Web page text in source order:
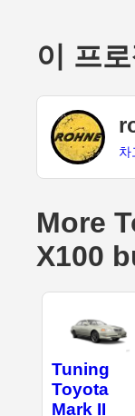
이 프
차
More
X100
Tuning
Toyota
Mark II